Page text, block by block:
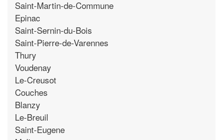
Saint-Martin-de-Commune
Epinac
Saint-Sernin-du-Bois
Saint-Pierre-de-Varennes
Thury
Voudenay
Le-Creusot
Couches
Blanzy
Le-Breuil
Saint-Eugene